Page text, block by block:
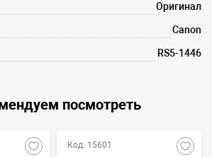
Оригинал
Canon
RS5-1446
посмотреть
Код: 15601